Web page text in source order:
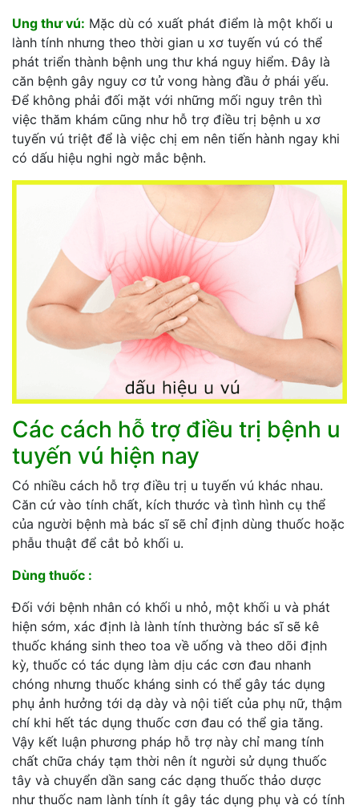
Ung thư vú: Mặc dù có xuất phát điểm là một khối u
lành tính nhưng theo thời gian u xơ tuyến vú có thể
phát triển thành bệnh ung thư khá nguy hiểm. Đây là
căn bệnh gây nguy cơ tử vong hàng đầu ở phái yếu.
Để không phải đối mặt với những mối nguy trên thì
việc thăm khám cũng như hỗ trợ điều trị bệnh u xơ
tuyến vú triệt để là việc chị em nên tiến hành ngay khi
có dấu hiệu nghi ngờ mắc bệnh.
Các cách hỗ trợ điều trị bệnh u
tuyến vú hiện nay
Có nhiều cách hỗ trợ điều trị u tuyến vú khác nhau.
Căn cứ vào tính chất, kích thước và tình hình cụ thể
của người bệnh mà bác sĩ sẽ chỉ định dùng thuốc hoặc
phẫu thuật để cắt bỏ khối u.
Dùng thuốc :
Đối với bệnh nhân có khối u nhỏ, một khối u và phát
hiện sớm, xác định là lành tính thường bác sĩ sẽ kê
thuốc kháng sinh theo toa về uống và theo dõi định
kỳ, thuốc có tác dụng làm dịu các cơn đau nhanh
chóng nhưng thuốc kháng sinh có thể gây tác dụng
phụ ảnh hưởng tới dạ dày và nội tiết của phụ nữ, thậm
chí khi hết tác dụng thuốc cơn đau có thể gia tăng.
Vậy kết luận phương pháp hỗ trợ này chỉ mang tính
chất chữa cháy tạm thời nên ít người sử dụng thuốc
tây và chuyển dần sang các dạng thuốc thảo dược
như thuốc nam lành tính ít gây tác dụng phụ và có tính